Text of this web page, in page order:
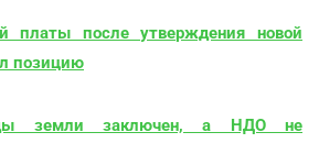
платы после утверждения новой
позицию
земли заключен, а НДО не